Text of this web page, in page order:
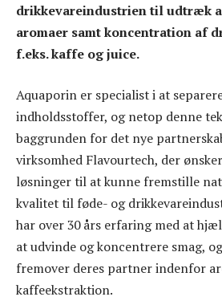
drikkevareindustrien til udtræk
aromaer samt koncentration af
f.eks. kaffe og juice.
Aquaporin er specialist i at
indholdsstoffer, og netop denne
baggrunden for det nye
virksomhed Flavourtech, der
løsninger til at kunne fremstille
kvalitet til føde- og
har over 30 års erfaring med at
at udvinde og koncentrere smag,
fremover deres partner indenfor
kaffeekstraktion.